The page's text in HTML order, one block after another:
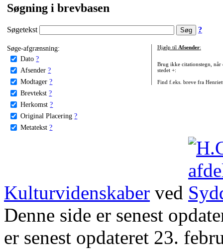
Søgning i brevbasen
Søgetekst ?
Søge-afgrænsning:
Dato ?
Afsender ?
Modtager ?
Brevtekst ?
Herkomst ?
Original Placering ?
Metatekst ?
Hjælp til Afsender:
Brug ikke citationstegn, når
stedet +:
Find f.eks. breve fra
Kulturvidenskaber ved
Denne side er senest
er senest opdateret 23.